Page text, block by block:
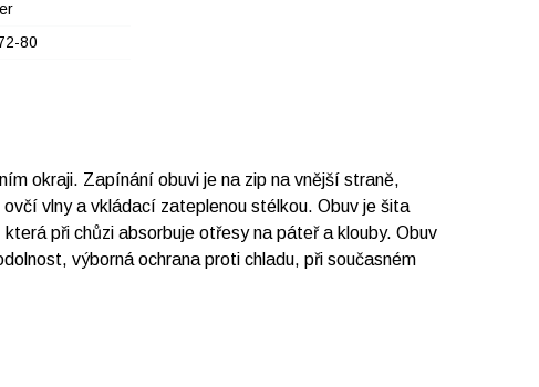
80
okraji. Zapínání obuvi je na zip na vnější straně,
vlny a vkládací zateplenou stélkou. Obuv je šita
při chůzi absorbuje otřesy na páteř a klouby. Obuv
výborná ochrana proti chladu, při současném